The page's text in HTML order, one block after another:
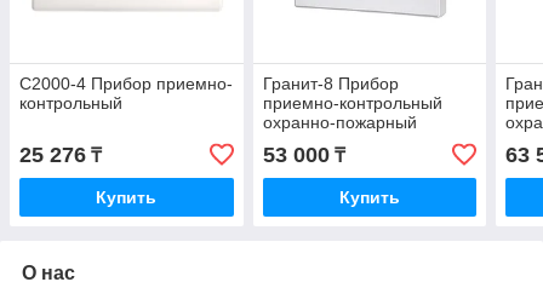
С2000-4 Прибор приемно-
контрольный
25 276 ₸
Купить
Гранит-8 Прибор
приемно-контрольный
охранно-пожарный
53 000₸
Купить
63
О нас